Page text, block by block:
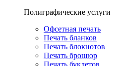
Полиграфические услуги
Офсетная печать
Печать бланков
Печать блокнотов
Печать брошюр
Печать буклетов